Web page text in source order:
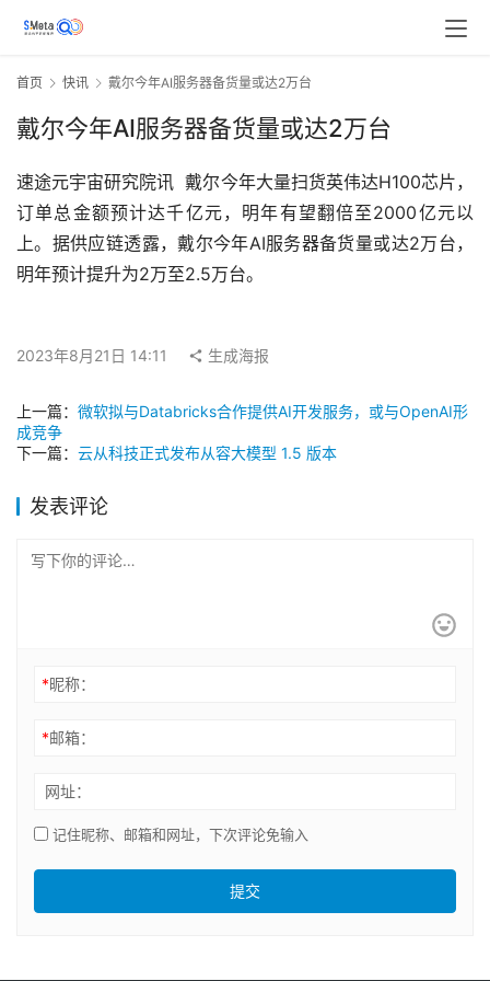
首页 快讯 戴尔今年AI服务器备货量或达2万台
戴尔今年AI服务器备货量或达2万台
速途元宇宙研究院讯  戴尔今年大量扫货英伟达H100芯片，
订单总金额预计达千亿元，明年有望翻倍至2000亿元以
上。据供应链透露，戴尔今年AI服务器备货量或达2万台，
明年预计提升为2万至2.5万台。
2023年8月21日 14:11 生成海报
上一篇： 微软拟与Databricks合作提供AI开发服务，或与OpenAI形
成竞争
下一篇： 云从科技正式发布从容大模型 1.5 版本
发表评论
*昵称：
*邮箱：
网址：
记住昵称、邮箱和网址，下次评论免输入
提交